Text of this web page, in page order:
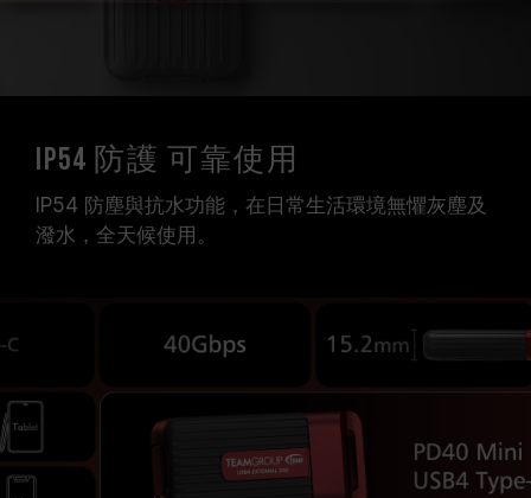
IP54 防護 可靠使用
IP54 防塵與抗水功能，在日常生活環境無懼灰塵及
潑水，全天候使用。